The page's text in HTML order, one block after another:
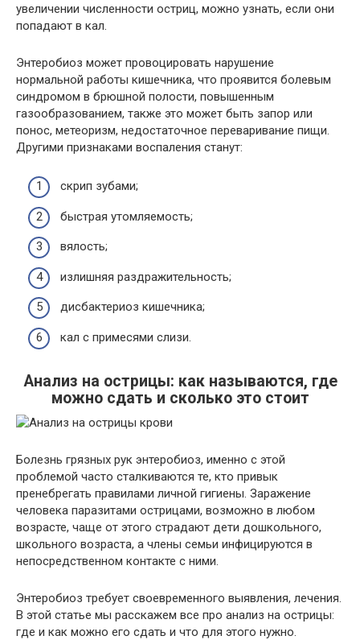
увеличении численности остриц, можно узнать, если они
попадают в кал.
Энтеробиоз может провоцировать нарушение
нормальной работы кишечника, что проявится болевым
синдромом в брюшной полости, повышенным
газообразованием, также это может быть запор или
понос, метеоризм, недостаточное переваривание пищи.
Другими признаками воспаления станут:
скрип зубами;
быстрая утомляемость;
вялость;
излишняя раздражительность;
дисбактериоз кишечника;
кал с примесями слизи.
Анализ на острицы: как называются, где
можно сдать и сколько это стоит
Болезнь грязных рук энтеробиоз, именно с этой
проблемой часто сталкиваются те, кто привык
пренебрегать правилами личной гигиены. Заражение
человека паразитами острицами, возможно в любом
возрасте, чаще от этого страдают дети дошкольного,
школьного возраста, а члены семьи инфицируются в
непосредственном контакте с ними.
Энтеробиоз требует своевременного выявления, лечения.
В этой статье мы расскажем все про анализ на острицы:
где и как можно его сдать и что для этого нужно.